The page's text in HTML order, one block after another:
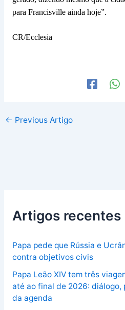
para Francisville ainda hoje”.
CR/Ecclesia
← Previous Artigo
Artigos recentes
Papa pede que Rússia e
contra objetivos civis
Papa Leão XIV tem três
até ao final de 2026: diálogo,
da agenda